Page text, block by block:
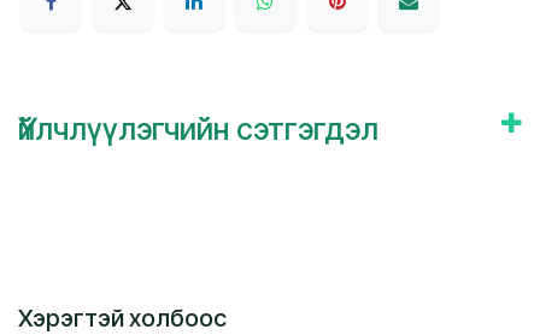
Үйлчлүүлэгчийн сэтгэгдэл
Хэрэгтэй холбоос